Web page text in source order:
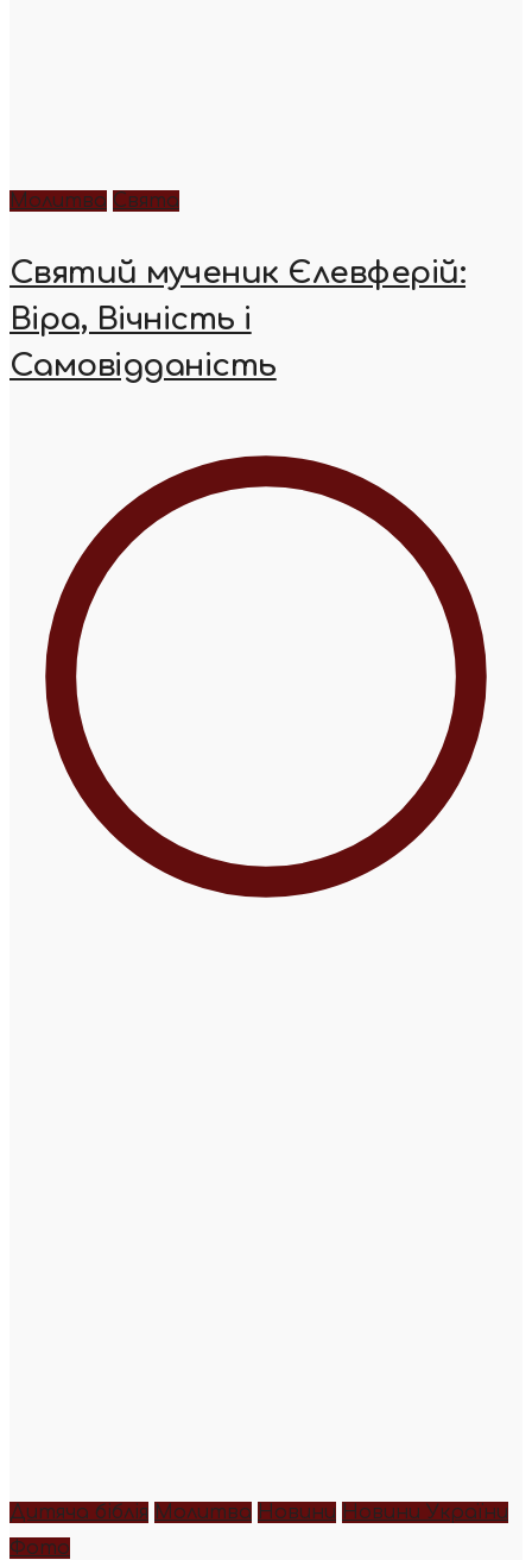
Молитва Свята
Святий мученик Єлевферій:
Віра, Вічність і
Самовідданість
Дитяча біблія Молитва Новини Новини України
Фото